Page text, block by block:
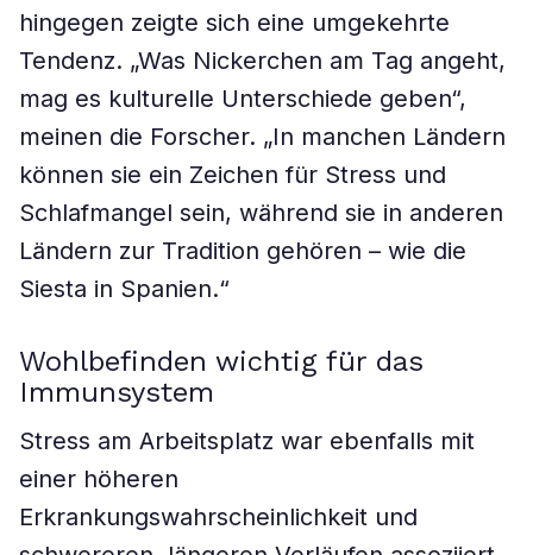
hingegen zeigte sich eine umgekehrte
Tendenz. „Was Nickerchen am Tag angeht,
mag es kulturelle Unterschiede geben“,
meinen die Forscher. „In manchen Ländern
können sie ein Zeichen für Stress und
Schlafmangel sein, während sie in anderen
Ländern zur Tradition gehören – wie die
Siesta in Spanien.“
Wohlbefinden wichtig für das
Immunsystem
Stress am Arbeitsplatz war ebenfalls mit
einer höheren
Erkrankungswahrscheinlichkeit und